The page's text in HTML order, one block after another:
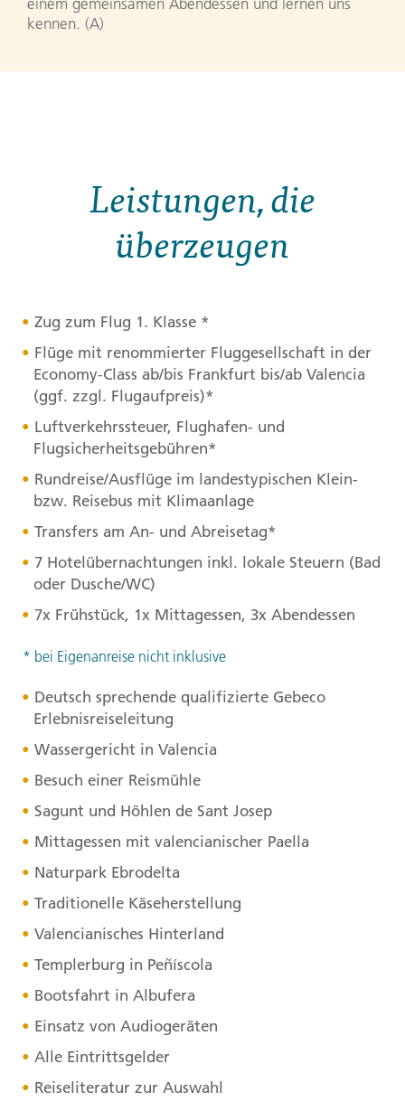
kennen. (A)
Leistungen, die
überzeugen
Zug zum Flug 1. Klasse *
Flüge mit renommierter Fluggesellschaft in der
Economy-Class ab/bis Frankfurt bis/ab Valencia
(ggf. zzgl. Flugaufpreis)*
Luftverkehrssteuer, Flughafen- und
Flugsicherheitsgebühren*
Rundreise/Ausflüge im landestypischen Klein-
bzw. Reisebus mit Klimaanlage
Transfers am An- und Abreisetag*
7 Hotelübernachtungen inkl. lokale Steuern (Bad
oder Dusche/WC)
7x Frühstück, 1x Mittagessen, 3x Abendessen
* bei Eigenanreise nicht inklusive
Deutsch sprechende qualifizierte Gebeco
Erlebnisreiseleitung
Wassergericht in Valencia
Besuch einer Reismühle
Sagunt und Höhlen de Sant Josep
Mittagessen mit valencianischer Paella
Naturpark Ebrodelta
Traditionelle Käseherstellung
Valencianisches Hinterland
Templerburg in Peñíscola
Bootsfahrt in Albufera
Einsatz von Audiogeräten
Alle Eintrittsgelder
Reiseliteratur zur Auswahl